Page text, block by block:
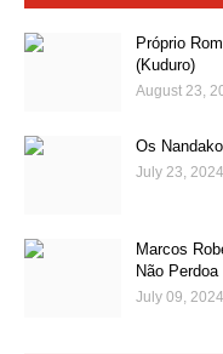
Próprio
(Kuduro)
August 23,
Os
July 23, 2024
Marcos
Não Perdoa
July 09, 2024